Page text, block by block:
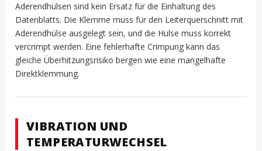
Aderendhülsen sind kein Ersatz für die Einhaltung des
Datenblatts. Die Klemme muss für den Leiterquerschnitt mit
Aderendhülse ausgelegt sein, und die Hülse muss korrekt
vercrimpt werden. Eine fehlerhafte Crimpung kann das
gleiche Überhitzungsrisiko bergen wie eine mangelhafte
Direktklemmung.
VIBRATION UND
TEMPERATURWECHSEL